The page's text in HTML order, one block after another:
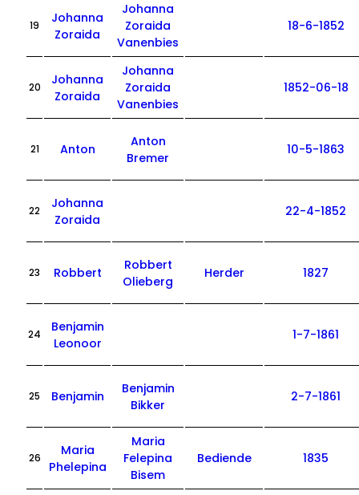
19
Johanna
Zoraida
Johanna
Zoraida
Vanenbies
18-6-1852
20
Johanna
Zoraida
Johanna
Zoraida
Vanenbies
1852-06-18
21 Anton
Anton
Bremer
10-5-1863
22
Johanna
Zoraida
22-4-1852
23 Robbert
Robbert
Olieberg
Herder 1827
24
Benjamin
Leonoor
1-7-1861
25 Benjamin
Benjamin
Bikker
2-7-1861
26
Maria
Phelepina
Maria
Felepina
Bisem
Bediende 1835